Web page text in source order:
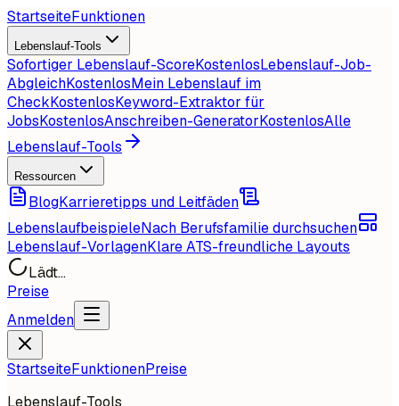
StartseiteFunktionen
Lebenslauf-Tools
Sofortiger Lebenslauf-ScoreKostenlosLebenslauf-Job-
AbgleichKostenlosMein Lebenslauf im
CheckKostenlosKeyword-Extraktor für
JobsKostenlosAnschreiben-GeneratorKostenlosAlle
Lebenslauf-Tools
Ressourcen
BlogKarrieretipps und Leitfäden
LebenslaufbeispieleNach Berufsfamilie durchsuchen
Lebenslauf-VorlagenKlare ATS-freundliche Layouts
Lädt...
Preise
Anmelden
StartseiteFunktionenPreise
Lebenslauf-Tools